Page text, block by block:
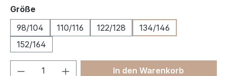
Größeauswählen
98/104
110/116 122/128
134/146
152/164
Produkt Anzahl: Gib denIn den Warenkorb